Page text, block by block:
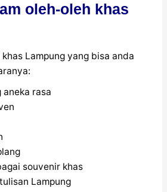
oleh-oleh khas
Lampung yang bisa anda
aneka rasa
souvenir khas
Lampung